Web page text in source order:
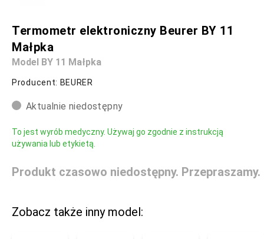
Termometr elektroniczny Beurer BY 11
Małpka
Model BY 11 Małpka
Producent: BEURER
Aktualnie niedostępny
To jest wyrób medyczny. Używaj go zgodnie z instrukcją
używania lub etykietą.
Produkt czasowo niedostępny. Przepraszamy.
Zobacz także inny model: